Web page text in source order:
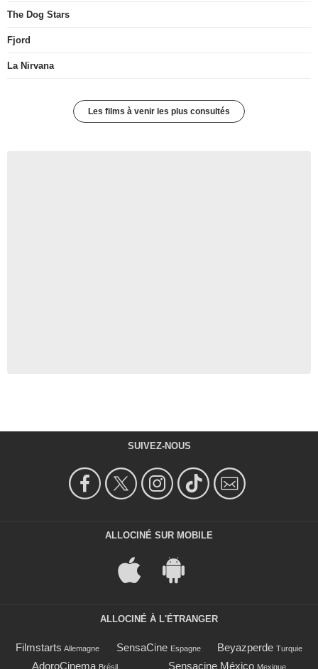
The Dog Stars
Fjord
La Nirvana
Les films à venir les plus consultés
SUIVEZ-NOUS
ALLOCINÉ SUR MOBILE
ALLOCINÉ À L'ÉTRANGER
Filmstarts Allemagne SensaCine Espagne Beyazperde Turquie
AdoroCinema Brésil Sensacine México Mexique